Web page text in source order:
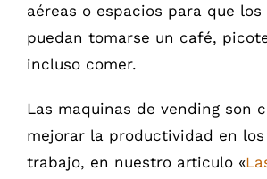
aéreas o espacios para que
puedan tomarse un café,
incluso comer.
Las maquinas de vending son
mejorar la productividad en
trabajo, en nuestro articulo «